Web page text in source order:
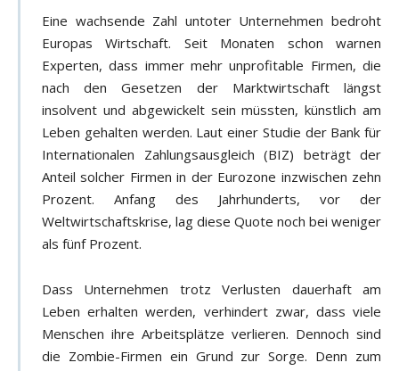
Eine wachsende Zahl untoter Unternehmen bedroht
Europas Wirtschaft. Seit Monaten schon warnen
Experten, dass immer mehr unprofitable Firmen, die
nach den Gesetzen der Marktwirtschaft längst
insolvent und abgewickelt sein müssten, künstlich am
Leben gehalten werden. Laut einer Studie der Bank für
Internationalen Zahlungsausgleich (BIZ) beträgt der
Anteil solcher Firmen in der Eurozone inzwischen zehn
Prozent. Anfang des Jahrhunderts, vor der
Weltwirtschaftskrise, lag diese Quote noch bei weniger
als fünf Prozent.
Dass Unternehmen trotz Verlusten dauerhaft am
Leben erhalten werden, verhindert zwar, dass viele
Menschen ihre Arbeitsplätze verlieren. Dennoch sind
die Zombie-Firmen ein Grund zur Sorge. Denn zum